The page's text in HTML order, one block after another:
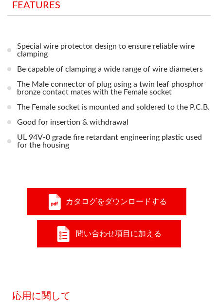
FEATURES
Special wire protector design to ensure reliable wire
clamping
Be capable of clamping a wide range of wire diameters
The Male connector of plug using a twin leaf phosphor
bronze contact mates with the Female socket
The Female socket is mounted and soldered to the P.C.B.
Good for insertion & withdrawal
UL 94V-0 grade fire retardant engineering plastic used
for the housing
カタログをダウンロードする
問い合わせ項目に加える
応用に関して